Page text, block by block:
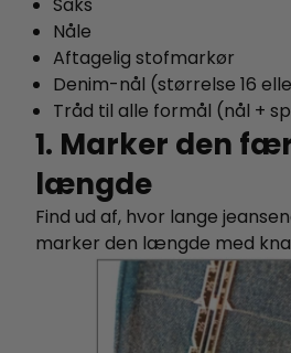
Nåle
Aftagelig stofmarkør
Denim-nål (størrelse 16
Tråd til alle formål (nål +
1. Marker den
længde
Find ud af, hvor lange
marker den længde med